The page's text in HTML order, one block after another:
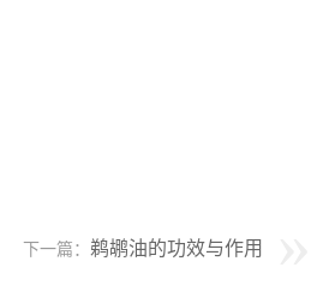
下一篇： 鹈鹕油的功效与作用